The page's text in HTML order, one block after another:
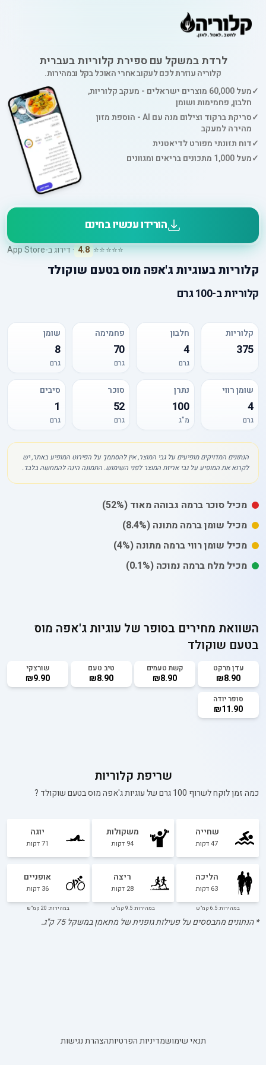
לרדת במשקל עם ספירת קלוריות בעברית
קלוריה עוזרת לכם לעקוב אחרי האוכל בקל ובמהירות.
✓
מעל 60,000 מוצרים ישראלים - מעקב קלוריות,
חלבון, פחמימות ושומן
✓
סריקת ברקוד וצילום מנה עם AI - הוספת מזון
מהירה למעקב
✓דוח תזונתי מפורט לדיאטנית
✓מעל 1,000 מתכונים בריאים ומגוונים
הורידו עכשיו בחינם
⭐⭐⭐⭐⭐
4.8 · דירוג ב-App Store
קלוריותבעוגיות ג'אפה מוס בטעם שוקולד
קלוריותב-100 גרם
קלוריות
375
חלבון
4
גרם
פחמימה
70
גרם
שומן
8
גרם
שומן רווי
4
גרם
נתרן
100
מ"ג
סוכר
52
גרם
סיבים
1
גרם
הנתונים המדויקים מופיעים על גבי המוצר, אין להסתמך על הפירוט המופיע באתר, יש
לקרוא את המופיע על גבי אריזת המוצר לפני השימוש. התמונה הינה להמחשה בלבד.
מכיל סוכר ברמה גבוהה מאוד (52%)
מכיל שומןברמה מתונה (8.4%)
מכיל שומן רוויברמה מתונה (4%)
מכיל מלח ברמה נמוכה (0.1%)
השוואת מחירים בסופר של עוגיות ג'אפה מוס
בטעם שוקולד
עדן מרקט
₪8.90
קשת טעמים
₪8.90
טיב טעם
₪8.90
שורצקי
₪9.90
סופר יודה
₪11.90
שריפת קלוריות
כמה זמן לוקח לשרוף 100 גרם של עוגיות ג'אפה מוס בטעם שוקולד ?
שחייה
47דקות
משקולות
94 דקות
יוגה
71דקות
הליכה
63 דקות
במהירות: 6.5 קמ"ש
ריצה
28 דקות
במהירות: 9.5 קמ"ש
אופניים
36 דקות
במהירות: 20 קמ"ש
* הנתונים מתבססים על פעילות גופנית של מתאמן במשקל75ק"ג.
תנאי שימושמדיניות הפרטיותהצהרת נגישות